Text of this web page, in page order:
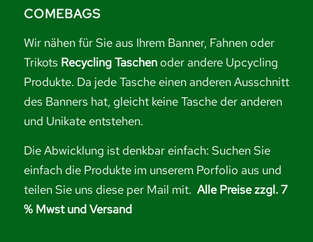
COMEBAGS
Wir nähen für Sie aus Ihrem Banner, Fahnen oder
Trikots Recycling Taschenoder andere Upcycling
Produkte. Da jede Tasche einen anderen Ausschnitt
des Banners hat, gleicht keine Tasche der anderen
und Unikate entstehen.
Die Abwicklung ist denkbar einfach: Suchen Sie
einfach die Produkte im unserem Porfolio aus und
teilen Sie uns diese per Mail mit. Alle Preise zzgl. 7
% Mwst und Versand